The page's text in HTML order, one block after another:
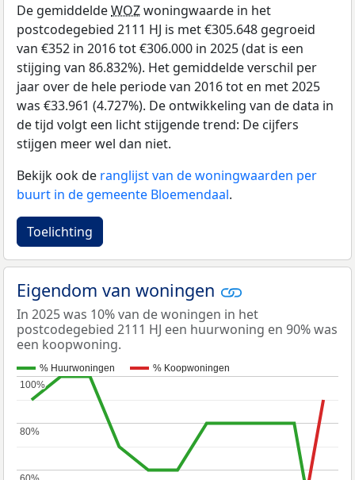
De gemiddeldeWOZwoningwaarde in het
postcodegebied 2111 HJ is met €305.648 gegroeid
van €352 in 2016 tot €306.000 in 2025 (dat is een
stijging van 86.832%). Het gemiddelde verschil per
jaar over de hele periode van 2016 tot en met 2025
was €33.961 (4.727%). De ontwikkeling van de data in
de tijd volgt een licht stijgende trend: De cijfers
stijgen meer wel dan niet.
Bekijk ook de ranglijst van de woningwaarden per
buurt in de gemeente Bloemendaal.
Toelichting
Eigendom van woningen
In 2025 was 10% van de woningen in het
postcodegebied 2111 HJ een huurwoning en 90% was
een koopwoning.
% Huurwoningen % Koopwoningen
80%
80%
100%
100%